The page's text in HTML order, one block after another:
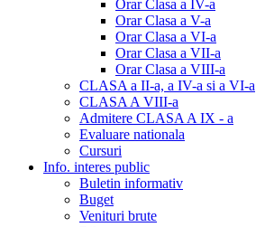
Orar Clasa a IV-a
Orar Clasa a V-a
Orar Clasa a VI-a
Orar Clasa a VII-a
Orar Clasa a VIII-a
CLASA a II-a, a IV-a si a VI-a
CLASA A VIII-a
Admitere CLASA A IX - a
Evaluare nationala
Cursuri
Info. interes public
Buletin informativ
Buget
Venituri brute